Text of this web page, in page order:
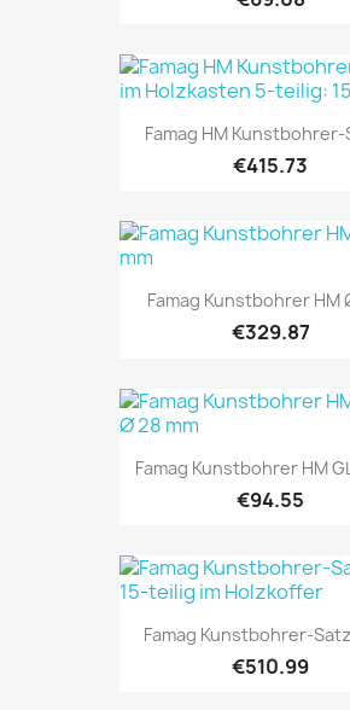
Famag HM Kunstbohrer-
€415.73
Famag Kunstbohrer HM
€329.87
Famag Kunstbohrer HM
€94.55
Famag Kunstbohrer-
€510.99